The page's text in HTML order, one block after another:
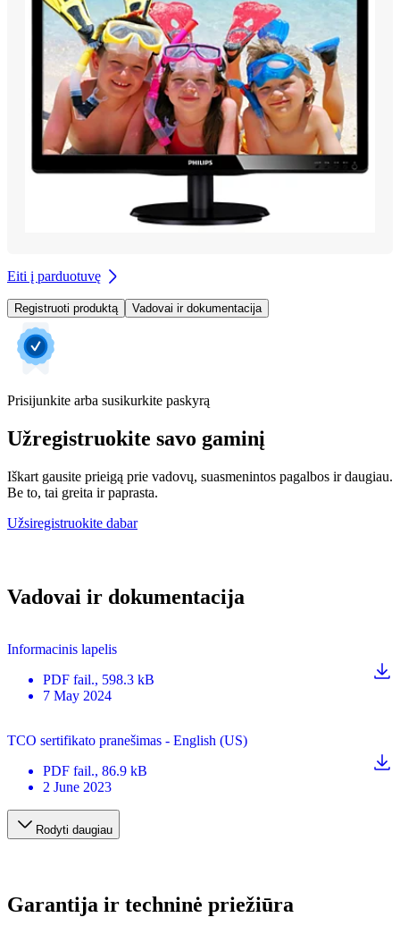
Eiti į parduotuvę
Registruoti produktą Vadovai ir dokumentacija
Prisijunkite arba susikurkite paskyrą
Užregistruokite savo gaminį
Iškart gausite prieigą prie vadovų, suasmenintos pagalbos ir daugiau.
Be to, tai greita ir paprasta.
Užsiregistruokite dabar
Vadovai ir dokumentacija
Informacinis lapelis
PDF fail., 598.3 kB
7 May 2024
TCO sertifikato pranešimas - English (US)
PDF fail., 86.9 kB
2 June 2023
Rodyti daugiau
Garantija ir techninė priežiūra